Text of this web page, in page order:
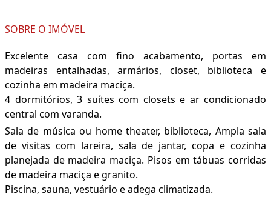
SOBRE O IMÓVEL
Excelente casa com fino acabamento, portas em
madeiras entalhadas, armários, closet, biblioteca e
cozinha em madeira maciça.
4 dormitórios, 3 suítes com closets e ar condicionado
central com varanda.
Sala de música ou home theater, biblioteca, Ampla sala
de visitas com lareira, sala de jantar, copa e cozinha
planejada de madeira maciça. Pisos em tábuas corridas
de madeira maciça e granito.
Piscina, sauna, vestuário e adega climatizada.